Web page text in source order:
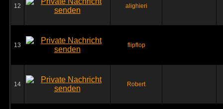
12 alighieri
13 flipflop
14 Robert